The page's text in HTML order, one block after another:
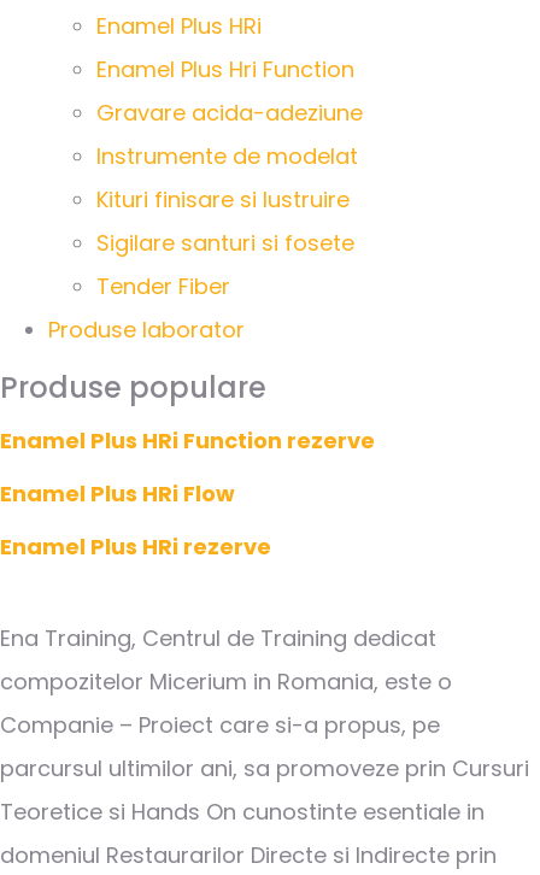
Enamel Plus HRi
Enamel Plus Hri Function
Gravare acida-adeziune
Instrumente de modelat
Kituri finisare si lustruire
Sigilare santuri si fosete
Tender Fiber
Produse laborator
Produse populare
Enamel Plus HRi Function rezerve
Enamel Plus HRi Flow
Enamel Plus HRi rezerve
Ena Training, Centrul de Training dedicat
compozitelor Micerium in Romania, este o
Companie – Proiect care si-a propus, pe
parcursul ultimilor ani, sa promoveze prin Cursuri
Teoretice si Hands On cunostinte esentiale in
domeniul Restaurarilor Directe si Indirecte prin